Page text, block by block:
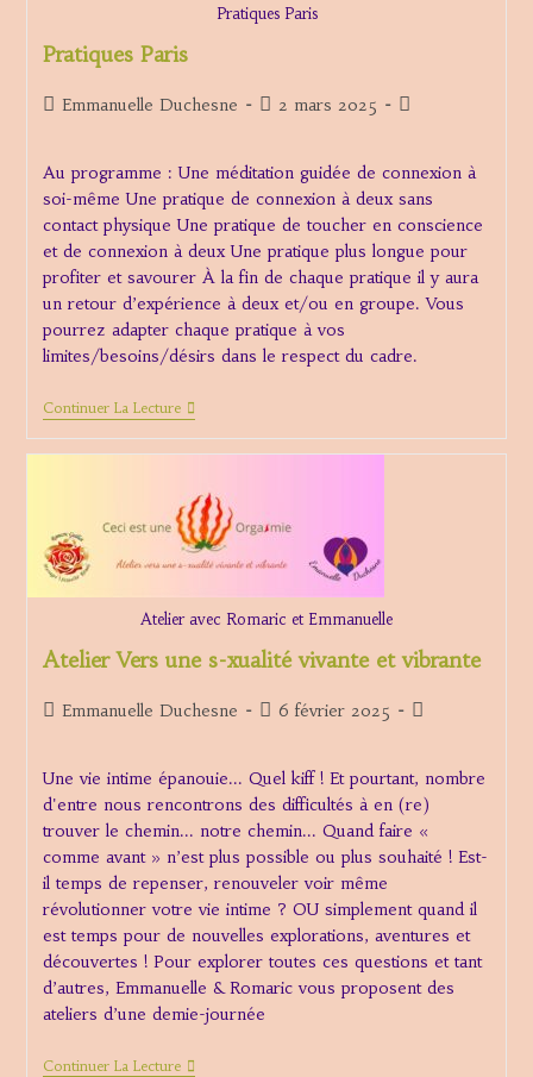
Pratiques Paris
Pratiques Paris
Auteur/autrice
publication :
Emmanuelle Duchesne
Publication
2 mars 2025
Post
Au programme : Une méditation guidée de connexion à
soi-même Une pratique de connexion à deux sans
contact physique Une pratique de toucher en conscience
et de connexion à deux Une pratique plus longue pour
profiter et savourer À la fin de chaque pratique il y aura
un retour d’expérience à deux et/ou en groupe. Vous
pourrez adapter chaque pratique à vos
limites/besoins/désirs dans le respect du cadre.
Continuer La LecturePratiques
Paris
Atelier avec Romaric et Emmanuelle
Atelier Vers une s-xualité vivante et vibrante
Auteur/autrice
publication :
Emmanuelle Duchesne
Publication
6 février 2025
Post
Une vie intime épanouie... Quel kiff ! Et pourtant, nombre
d'entre nous rencontrons des difficultés à en (re)
trouver le chemin... notre chemin... Quand faire «
comme avant » n’est plus possible ou plus souhaité ! Est-
il temps de repenser, renouveler voir même
révolutionner votre vie intime ? OU simplement quand il
est temps pour de nouvelles explorations, aventures et
découvertes ! Pour explorer toutes ces questions et tant
d’autres, Emmanuelle & Romaric vous proposent des
ateliers d’une demie-journée
Continuer La LectureAtelier